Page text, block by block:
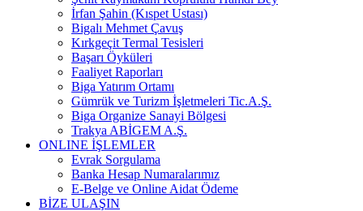
İrfan Şahin (Kıspet Ustası)
Bigalı Mehmet Çavuş
Kırkgeçit Termal Tesisleri
Başarı Öyküleri
Faaliyet Raporları
Biga Yatırım Ortamı
Gümrük ve Turizm İşletmeleri Tic.A.Ş.
Biga Organize Sanayi Bölgesi
Trakya ABİGEM A.Ş.
ONLINE İŞLEMLER
Evrak Sorgulama
Banka Hesap Numaralarımız
E-Belge ve Online Aidat Ödeme
BİZE ULAŞIN